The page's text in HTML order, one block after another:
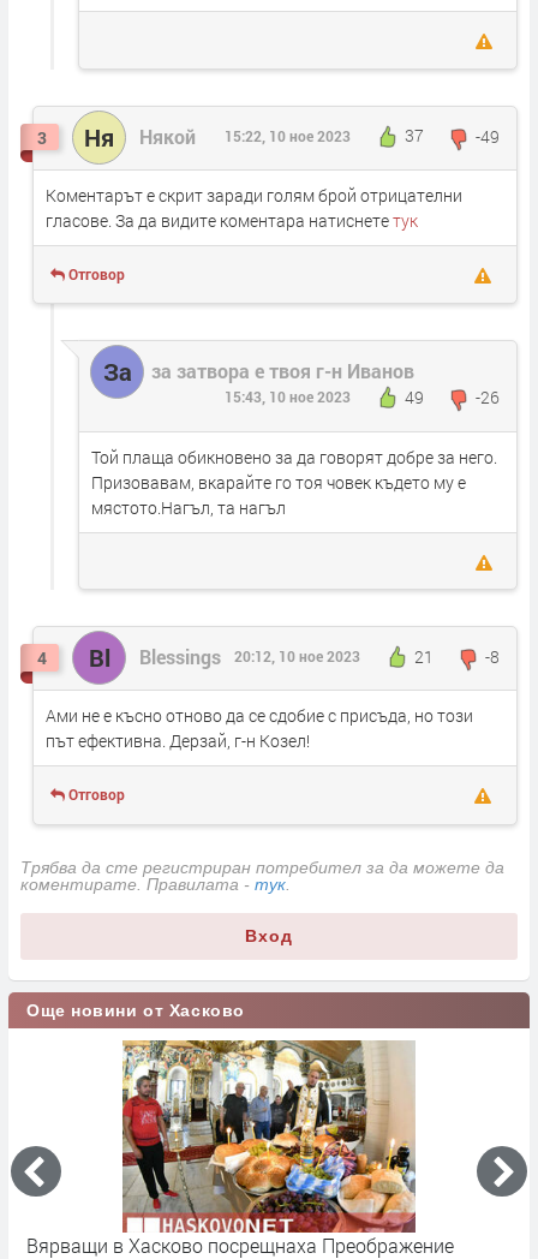
3 Ня Някой 37 -49
15:22, 10 ное 2023
Коментарът е скрит заради голям брой отрицателни
гласове. За да видите коментара натиснететук
Отговор
За за затвора е твоя г-н Иванов
49 -26
15:43, 10 ное 2023
Той плаща обикновено за да говорят добре за него.
Призовавам, вкарайте го тоя човек където му е
мястото.Нагъл, та нагъл
4 Bl Blessings 21 -8
20:12, 10 ное 2023
Ами не е късно отново да се сдобие с присъда, но този
път ефективна. Дерзай, г-н Козел!
Отговор
Трябва да сте регистриран потребител за да можете да
коментирате. Правилата - тук.
Вход
Още новини от Хасково
Вярващи в Хасково посрещнаха Преображение